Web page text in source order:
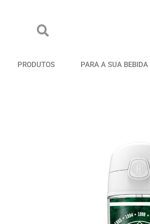
PRODUTOS PARA A SUA BEBIDA